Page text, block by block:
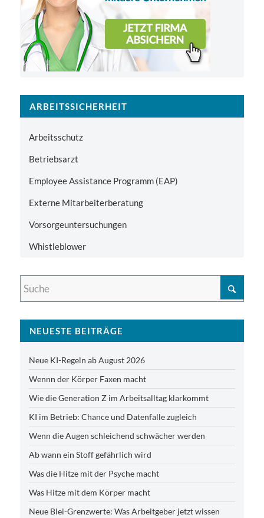
ARBEITSSICHERHEIT
Arbeitsschutz
Betriebsarzt
Employee Assistance Programm (EAP)
Externe Mitarbeiterberatung
Vorsorgeuntersuchungen
Whistleblower
NEUESTE BEITRÄGE
Neue KI-Regeln ab August 2026
Wennn der Körper Faxen macht
Wie die Generation Z im Arbeitsalltag klarkommt
KI im Betrieb: Chance und Datenfalle zugleich
Wenn die Augen schleichend schwächer werden
Ab wann ein Stoff gefährlich wird
Was die Hitze mit der Psyche macht
Was Hitze mit dem Körper macht
Neue Blei-Grenzwerte: Was Arbeitgeber jetzt wissen